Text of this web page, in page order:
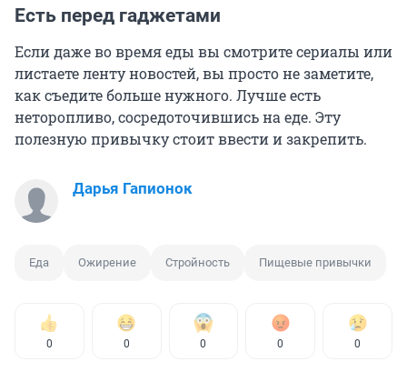
Есть перед гаджетами
Если даже во время еды вы смотрите сериалы или
листаете ленту новостей, вы просто не заметите,
как съедите больше нужного. Лучше есть
неторопливо, сосредоточившись на еде. Эту
полезную привычку стоит ввести и закрепить.
Дарья Гапионок
Еда Ожирение Стройность Пищевые привычки
0 0 0 0 0